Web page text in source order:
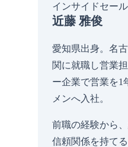
インサイドセー
近藤 雅俊
愛知県出身。名
関に就職し営業
ー企業で営業を1
メンへ入社。
前職の経験から
信頼関係を持て